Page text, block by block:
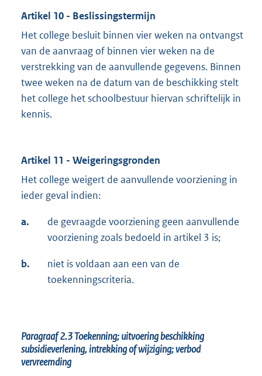
Artikel 10 - Beslissingstermijn
Het college besluit binnen vier weken na ontvangst
van de aanvraag of binnen vier weken na de
verstrekking van de aanvullende gegevens. Binnen
twee weken na de datum van de beschikking stelt
het college het schoolbestuur hiervan schriftelijk in
kennis.
Artikel 11 - Weigeringsgronden
Het college weigert de aanvullende voorziening in
ieder geval indien:
a.
de gevraagde voorziening geen aanvullende
voorziening zoals bedoeld in artikel 3 is;
b.
niet is voldaan aan een van de
toekenningscriteria.
Paragraaf 2.3 Toekenning; uitvoering beschikking
subsidieverlening, intrekking of wijziging; verbod
vervreemding